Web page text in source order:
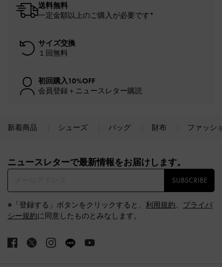
送料無料
一定金額以上のご購入が必要です*
サイズ交換
１回無料
初回購入10%OFF
会員登録＋ニュースレター購読
新着商品 シューズ バッグ 財布 ファッシ
ニュースレターで最新情報をお届けします。​
SUBSCRIBE
※「登録する」ボタンをクリックすると、 利用規約、 プライバ
シー規約に同意したものとみなします。